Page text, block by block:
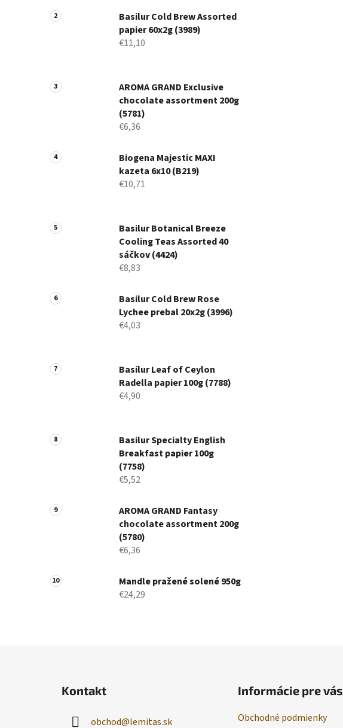
Basilur Cold Brew Assorted
papier 60x2g (3989)
€11,10
AROMA GRAND Exclusive
chocolate assortment 200g
(5781)
€6,36
Biogena Majestic MAXI
kazeta 6x10 (B219)
€10,71
Basilur Botanical Breeze
Cooling Teas Assorted 40
sáčkov (4424)
€8,83
Basilur Cold Brew Rose
Lychee prebal 20x2g (3996)
€4,03
Basilur Leaf of Ceylon
Radella papier 100g (7788)
€4,90
Basilur Specialty English
Breakfast papier 100g
(7758)
€5,52
AROMA GRAND Fantasy
chocolate assortment 200g
(5780)
€6,36
Mandle pražené solené 950g
€24,29
Kontakt
obchod@lemitas.sk
Informácie pre vás
Obchodné podmienky